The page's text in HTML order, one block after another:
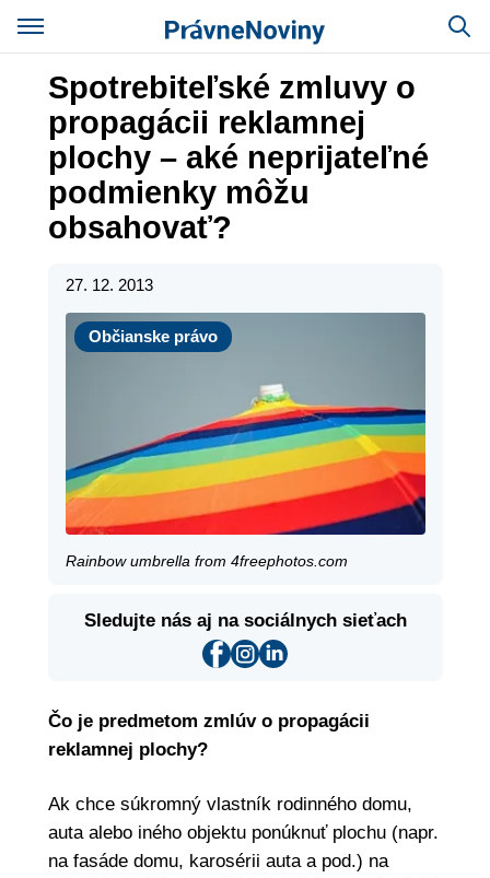
Spotrebiteľské zmluvy o
propagácii reklamnej
plochy – aké neprijateľné
podmienky môžu
obsahovať?
27. 12. 2013
Občianske právo
Občianske právo
Rainbow umbrella from 4freephotos.com
Sledujte nás aj na sociálnych sieťach
Čo je predmetom zmlúv o propagácii
reklamnej plochy?
Ak chce súkromný vlastník rodinného domu,
auta alebo iného objektu ponúknuť plochu (napr.
na fasáde domu, karosérii auta a pod.) na